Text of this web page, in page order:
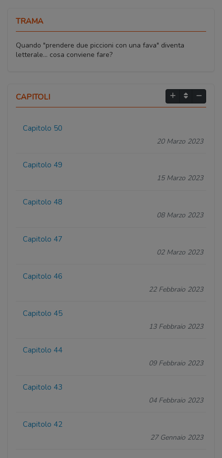
TRAMA
Quando "prendere due piccioni con una fava" diventa
letterale... cosa conviene fare?
CAPITOLI
Capitolo 50
20 Marzo 2023
Capitolo 49
15 Marzo 2023
Capitolo 48
08 Marzo 2023
Capitolo 47
02 Marzo 2023
Capitolo 46
22 Febbraio 2023
Capitolo 45
13 Febbraio 2023
Capitolo 44
09 Febbraio 2023
Capitolo 43
04 Febbraio 2023
Capitolo 42
27 Gennaio 2023